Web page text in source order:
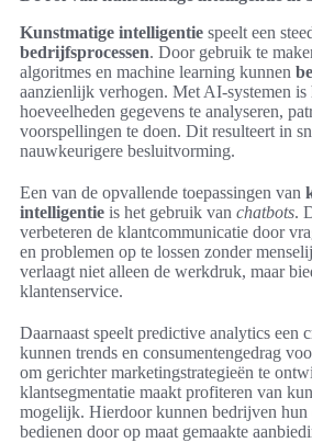
Kunstmatige intelligentie speelt een
bedrijfsprocessen. Door gebruik te
algoritmes en machine learning kunnen
aanzienlijk verhogen. Met AI-systemen
hoeveelheden gegevens te analyseren,
voorspellingen te doen. Dit resulteert in
nauwkeurigere besluitvorming.
Een van de opvallende toepassingen van
intelligentie is het gebruik van chatbots.
verbeteren de klantcommunicatie door
en problemen op te lossen zonder
verlaagt niet alleen de werkdruk, maar
klantenservice.
Daarnaast speelt predictive analytics een
kunnen trends en consumentengedrag
om gerichter marketingstrategieën te
klantsegmentatie maakt profiteren van
mogelijk. Hierdoor kunnen bedrijven hun
bedienen door op maat gemaakte